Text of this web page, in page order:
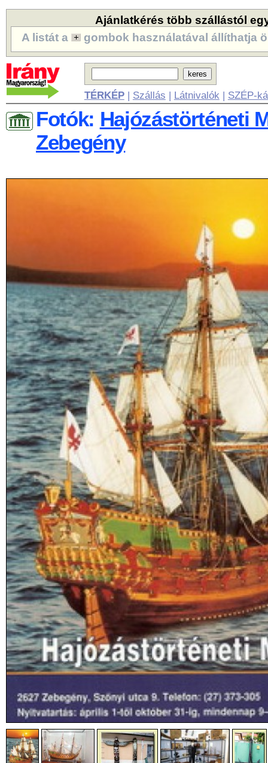
Ajánlatkérés több szállástól
A listát a
gombok használatával állíthatja
TÉRKÉP| Szállás | Látnivalók | SZÉP-
Fotók: Hajózástörténeti
Zebegény